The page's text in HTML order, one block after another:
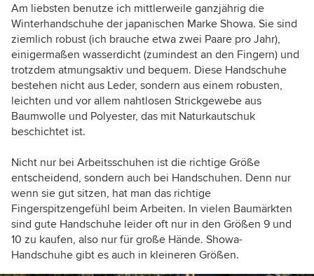
Am liebsten benutze ich mittlerweile ganzjährig die
Winterhandschuhe der japanischen Marke Showa. Sie sind
ziemlich robust (ich brauche etwa zwei Paare pro Jahr),
einigermaßen wasserdicht (zumindest an den Fingern) und
trotzdem atmungsaktiv und bequem. Diese Handschuhe
bestehen nicht aus Leder, sondern aus einem robusten,
leichten und vor allem nahtlosen Strickgewebe aus
Baumwolle und Polyester, das mit Naturkautschuk
beschichtet ist.
Nicht nur bei Arbeitsschuhen ist die richtige Größe
entscheidend, sondern auch bei Handschuhen. Denn nur
wenn sie gut sitzen, hat man das richtige
Fingerspitzengefühl beim Arbeiten. In vielen Baumärkten
sind gute Handschuhe leider oft nur in den Größen 9 und
10 zu kaufen, also nur für große Hände. Showa-
Handschuhe gibt es auch in kleineren Größen.